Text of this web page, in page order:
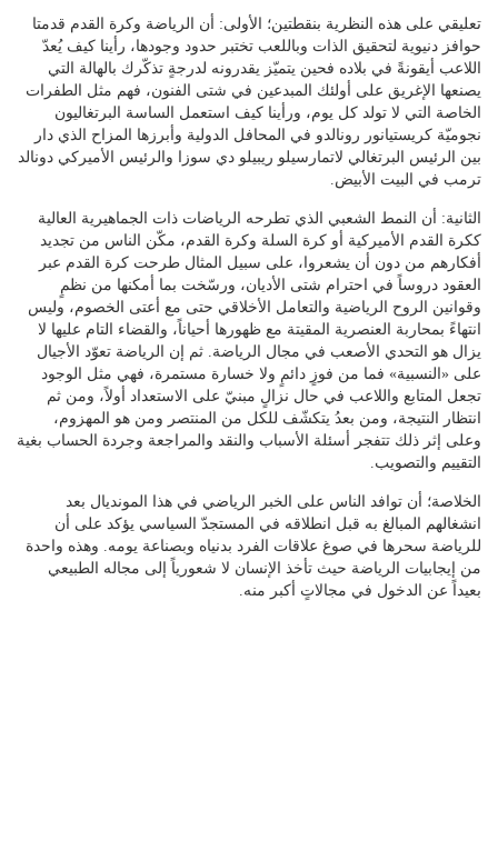
تعليقي على هذه النظرية بنقطتين؛ الأولى: أن الرياضة وكرة القدم قدمتا
حوافز دنيوية لتحقيق الذات وباللعب تختبر حدود وجودها، رأينا كيف يُعدّ
اللاعب أيقونةً في بلاده فحين يتميّز يقدرونه لدرجةٍ تذكّرك بالهالة التي
يصنعها الإغريق على أولئك المبدعين في شتى الفنون، فهم مثل الطفرات
الخاصة التي لا تولد كل يوم، ورأينا كيف استعمل الساسة البرتغاليون
نجوميّة كريستيانور رونالدو في المحافل الدولية وأبرزها المزاح الذي دار
بين الرئيس البرتغالي لاتمارسيلو ريبيلو دي سوزا والرئيس الأميركي دونالد
ترمب في البيت الأبيض.
الثانية: أن النمط الشعبي الذي تطرحه الرياضات ذات الجماهيرية العالية
ككرة القدم الأميركية أو كرة السلة وكرة القدم، مكّن الناس من تجديد
أفكارهم من دون أن يشعروا، على سبيل المثال طرحت كرة القدم عبر
العقود دروساً في احترام شتى الأديان، ورسّخت بما أمكنها من نظمٍ
وقوانين الروح الرياضية والتعامل الأخلاقي حتى مع أعتى الخصوم، وليس
انتهاءً بمحاربة العنصرية المقيتة مع ظهورها أحياناً، والقضاء التام عليها لا
يزال هو التحدي الأصعب في مجال الرياضة. ثم إن الرياضة تعوّد الأجيال
على «النسبية» فما من فوزٍ دائمٍ ولا خسارة مستمرة، فهي مثل الوجود
تجعل المتابع واللاعب في حال نزالٍ مبنيّ على الاستعداد أولاً، ومن ثم
انتظار النتيجة، ومن بعدُ يتكشّف للكل من المنتصر ومن هو المهزوم،
وعلى إثر ذلك تتفجر أسئلة الأسباب والنقد والمراجعة وجردة الحساب بغية
التقييم والتصويب.
الخلاصة؛ أن توافد الناس على الخبر الرياضي في هذا المونديال بعد
انشغالهم المبالغ به قبل انطلاقه في المستجدّ السياسي يؤكد على أن
للرياضة سحرها في صوغ علاقات الفرد بدنياه وبصناعة يومه. وهذه واحدة
من إيجابيات الرياضة حيث تأخذ الإنسان لا شعورياً إلى مجاله الطبيعي
بعيداً عن الدخول في مجالاتٍ أكبر منه.